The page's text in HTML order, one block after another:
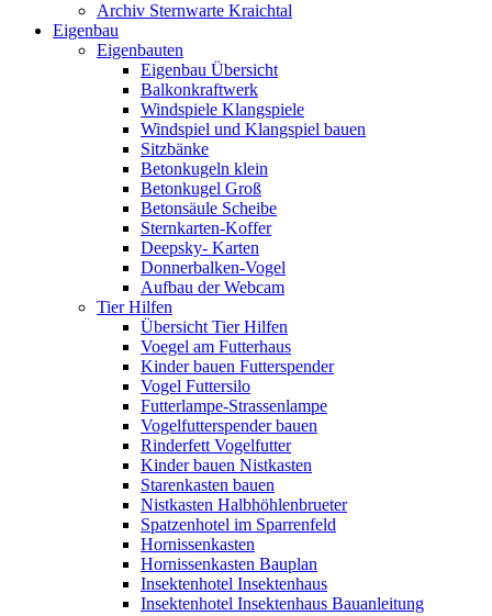
Archiv Sternwarte Kraichtal
Eigenbau
Eigenbauten
Eigenbau Übersicht
Balkonkraftwerk
Windspiele Klangspiele
Windspiel und Klangspiel bauen
Sitzbänke
Betonkugeln klein
Betonkugel Groß
Betonsäule Scheibe
Sternkarten-Koffer
Deepsky- Karten
Donnerbalken-Vogel
Aufbau der Webcam
Tier Hilfen
Übersicht Tier Hilfen
Voegel am Futterhaus
Kinder bauen Futterspender
Vogel Futtersilo
Futterlampe-Strassenlampe
Vogelfutterspender bauen
Rinderfett Vogelfutter
Kinder bauen Nistkasten
Starenkasten bauen
Nistkasten Halbhöhlenbrueter
Spatzenhotel im Sparrenfeld
Hornissenkasten
Hornissenkasten Bauplan
Insektenhotel Insektenhaus
Insektenhotel Insektenhaus Bauanleitung